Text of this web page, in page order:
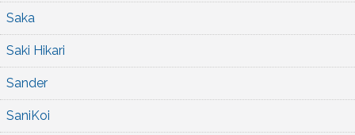
Saka
Saki Hikari
Sander
SaniKoi